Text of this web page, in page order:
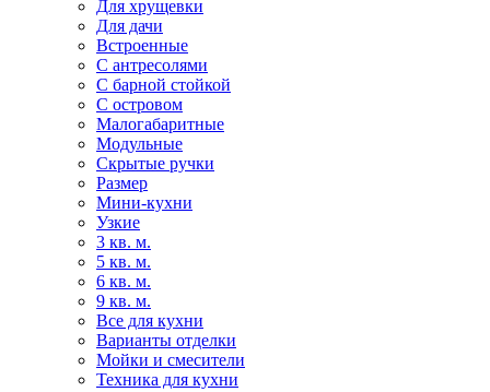
Для хрущевки
Для дачи
Встроенные
С антресолями
С барной стойкой
С островом
Малогабаритные
Модульные
Скрытые ручки
Размер
Мини-кухни
Узкие
3 кв. м.
5 кв. м.
6 кв. м.
9 кв. м.
Все для кухни
Варианты отделки
Мойки и смесители
Техника для кухни